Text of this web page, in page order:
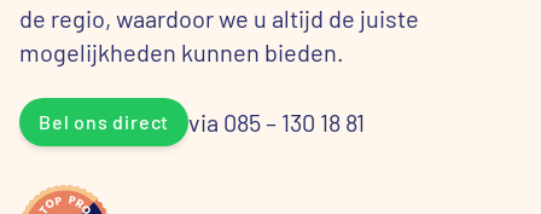
de regio, waardoor we u altijd de juiste
mogelijkheden kunnen bieden.
Bel ons direct via 085 – 130 18 81